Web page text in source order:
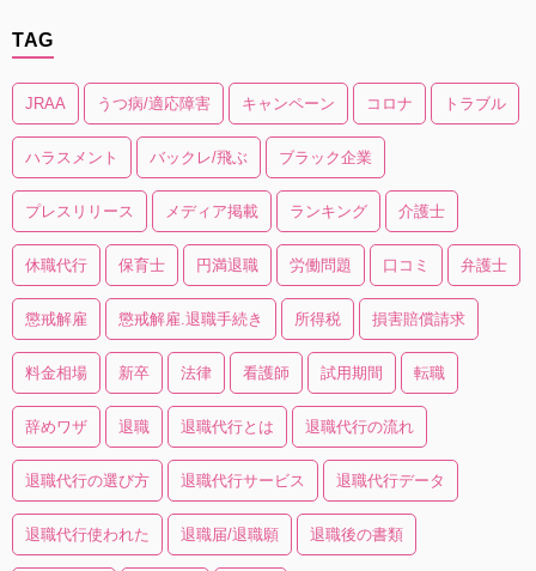
TAG
JRAA うつ病/適応障害 キャンペーン コロナ トラブル
ハラスメント バックレ/飛ぶ ブラック企業
プレスリリース メディア掲載 ランキング 介護士
休職代行 保育士 円満退職 労働問題 口コミ 弁護士
懲戒解雇 懲戒解雇.退職手続き 所得税 損害賠償請求
料金相場 新卒 法律 看護師 試用期間 転職
辞めワザ 退職 退職代行とは 退職代行の流れ
退職代行の選び方 退職代行サービス 退職代行データ
退職代行使われた 退職届/退職願 退職後の書類